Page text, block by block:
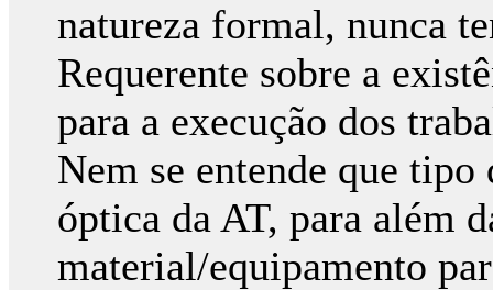
natureza formal, nunca
Requerente sobre a
para a execução dos
Nem se entende que
óptica da AT, para além
material/equipamento